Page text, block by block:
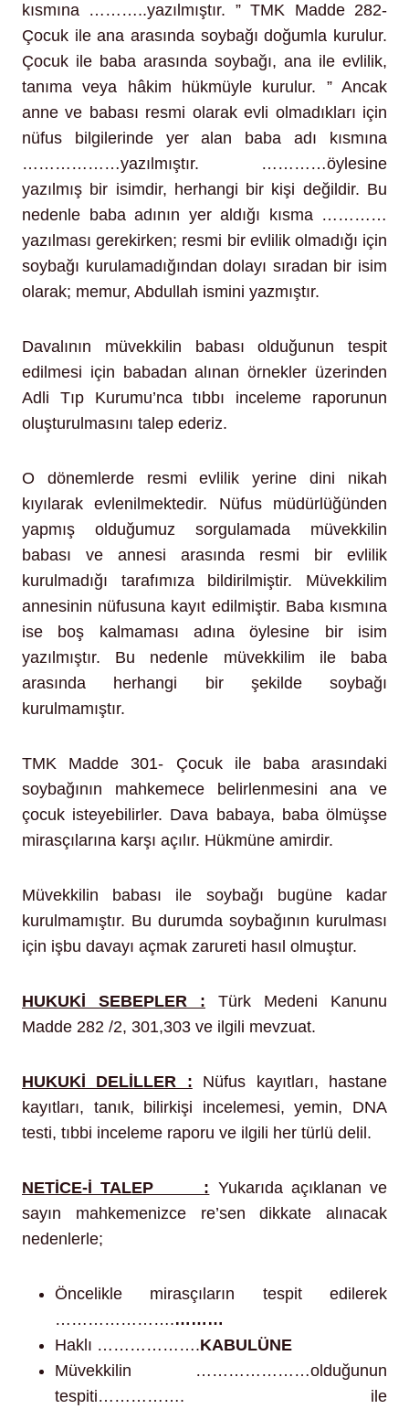
kısmına ………..yazılmıştır. ” TMK Madde 282-
Çocuk ile ana arasında soybağı doğumla kurulur.
Çocuk ile baba arasında soybağı, ana ile evlilik,
tanıma veya hâkim hükmüyle kurulur. ” Ancak
anne ve babası resmi olarak evli olmadıkları için
nüfus bilgilerinde yer alan baba adı kısmına
………………yazılmıştır. …………öylesine
yazılmış bir isimdir, herhangi bir kişi değildir. Bu
nedenle baba adının yer aldığı kısma …………
yazılması gerekirken; resmi bir evlilik olmadığı için
soybağı kurulamadığından dolayı sıradan bir isim
olarak; memur, Abdullah ismini yazmıştır.
Davalının müvekkilin babası olduğunun tespit
edilmesi için babadan alınan örnekler üzerinden
Adli Tıp Kurumu’nca tıbbı inceleme raporunun
oluşturulmasını talep ederiz.
O dönemlerde resmi evlilik yerine dini nikah
kıyılarak evlenilmektedir. Nüfus müdürlüğünden
yapmış olduğumuz sorgulamada müvekkilin
babası ve annesi arasında resmi bir evlilik
kurulmadığı tarafımıza bildirilmiştir. Müvekkilim
annesinin nüfusuna kayıt edilmiştir. Baba kısmına
ise boş kalmaması adına öylesine bir isim
yazılmıştır. Bu nedenle müvekkilim ile baba
arasında herhangi bir şekilde soybağı
kurulmamıştır.
TMK Madde 301- Çocuk ile baba arasındaki
soybağının mahkemece belirlenmesini ana ve
çocuk isteyebilirler. Dava babaya, baba ölmüşse
mirasçılarına karşı açılır. Hükmüne amirdir.
Müvekkilin babası ile soybağı bugüne kadar
kurulmamıştır. Bu durumda soybağının kurulması
için işbu davayı açmak zarureti hasıl olmuştur.
HUKUKİ SEBEPLER : Türk Medeni Kanunu
Madde 282 /2, 301,303 ve ilgili mevzuat.
HUKUKİ DELİLLER : Nüfus kayıtları, hastane
kayıtları, tanık, bilirkişi incelemesi, yemin, DNA
testi, tıbbi inceleme raporu ve ilgili her türlü delil.
NETİCE-İ TALEP : Yukarıda açıklanan ve
sayın mahkemenizce re’sen dikkate alınacak
nedenlerle;
Öncelikle mirasçıların tespit edilerek
………………….………
Haklı ……………….KABULÜNE
Müvekkilin …………………olduğunun
tespiti……………. ile